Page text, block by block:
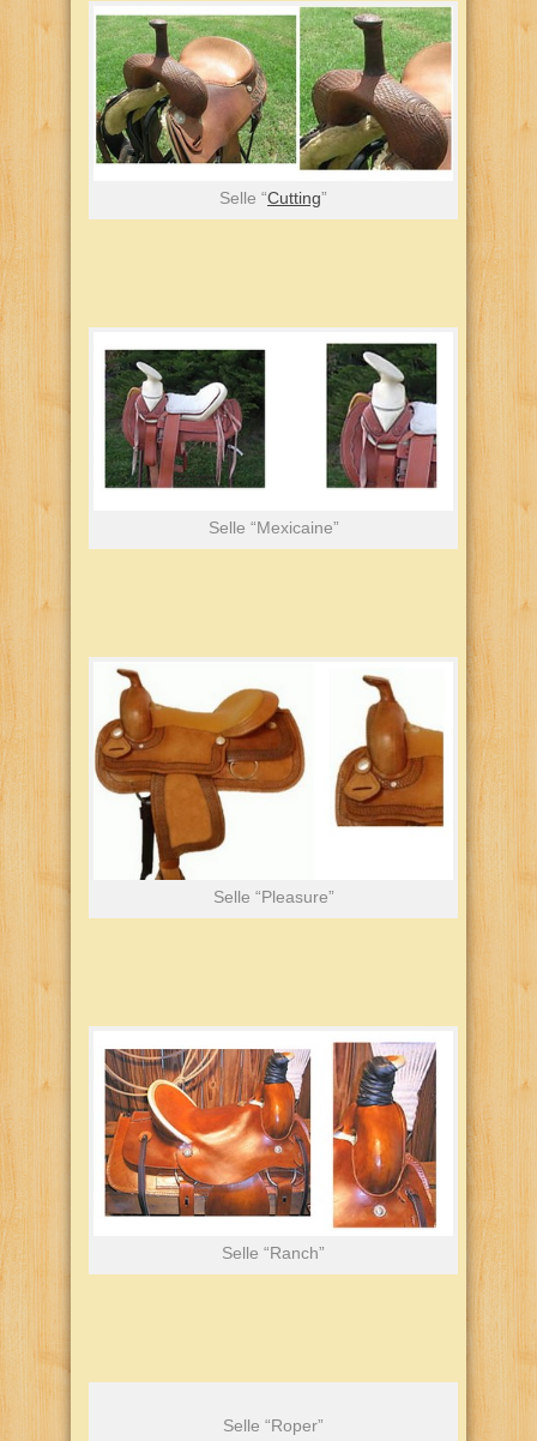
Selle “Cutting”
Selle “Mexicaine”
Selle “Pleasure”
Selle “Ranch”
Selle “Roper”